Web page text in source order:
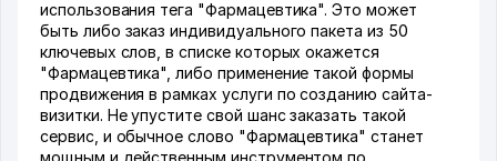
использования тега "Фармацевтика". Это может
быть либо заказ индивидуального пакета из 50
ключевых слов, в списке которых окажется
"Фармацевтика", либо применение такой формы
продвижения в рамках услуги по созданию сайта-
визитки. Не упустите свой шанс заказать такой
сервис, и обычное слово "Фармацевтика" станет